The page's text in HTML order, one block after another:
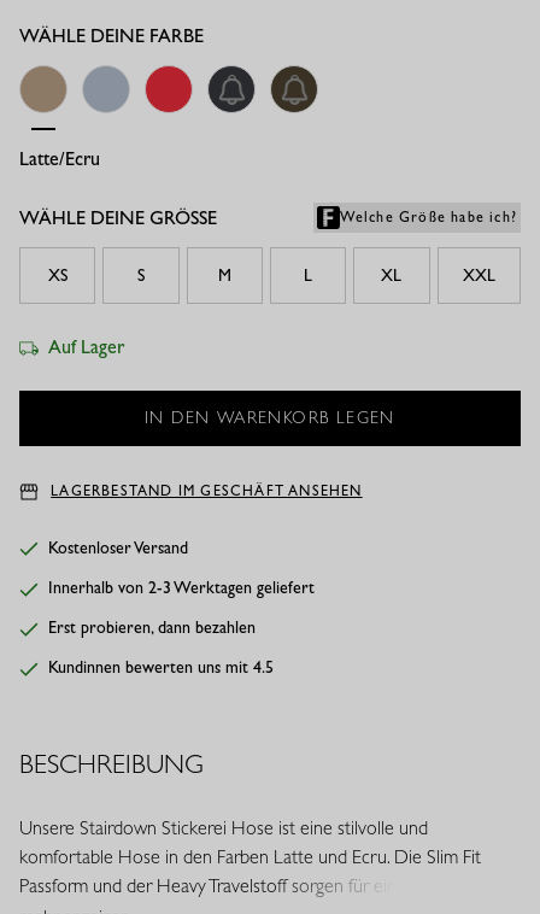
WÄHLE DEINE FARBE
Latte/ecruDenim Light
WÄHLE DEINE GRÖSSE Welche Größe habe ich?
XS S M L XL XXL
Auf Lager
LAGERBESTAND IM GESCHÄFT ANSEHEN
Kostenloser Versand
Innerhalb von 2-3 Werktagen geliefert
Erst probieren, dann bezahlen
Kundinnen bewerten uns mit 4.5
BESCHREIBUNG
Unsere Stairdown Stickerei Hose ist eine stilvolle und
komfortable Hose in den Farben Latte und Ecru. Die Slim Fit
Passform und der Heavy Travelstoff sorgen für eine